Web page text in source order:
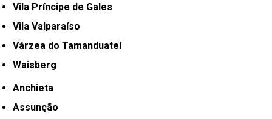
Vila Príncipe de Gales
Vila Valparaíso
Várzea do Tamanduateí
Waisberg
Anchieta
Assunção